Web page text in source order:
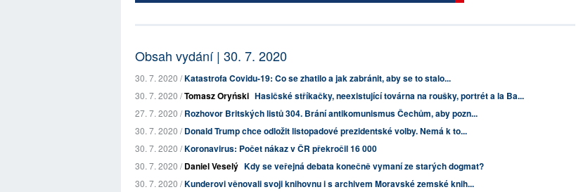
Obsah vydání | 30. 7. 2020
30. 7. 2020 /Katastrofa Covidu-19: Co se zhatilo a jak zabránit, aby se to stalo...
30. 7. 2020 /Tomasz Oryński Hasičské stříkačky, neexistující továrna na roušky, portrét a la Ba...
27. 7. 2020 /Rozhovor Britských listů 304. Brání antikomunismus Čechům, aby pozn...
30. 7. 2020 /Donald Trump chce odložit listopadové prezidentské volby. Nemá k to...
30. 7. 2020 /Koronavirus: Počet nákaz v ČR překročil 16 000
30. 7. 2020 /Daniel Veselý Kdy se veřejná debata konečně vymaní ze starých dogmat?
30. 7. 2020 /Kunderovi věnovali svoji knihovnu i s archivem Moravské zemské knih...